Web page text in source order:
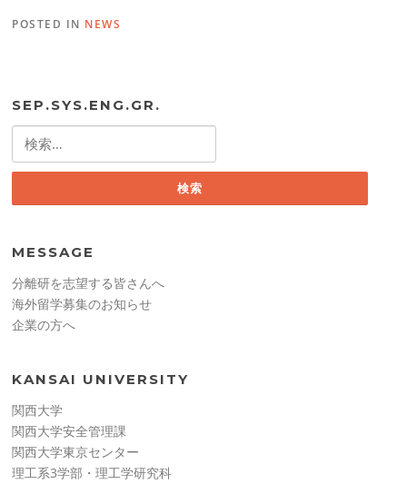
POSTED IN NEWS
SEP.SYS.ENG.GR.
MESSAGE
分離研を志望する皆さんへ
海外留学募集のお知らせ
企業の方へ
KANSAI UNIVERSITY
関西大学
関西大学安全管理課
関西大学東京センター
理工系3学部・理工学研究科